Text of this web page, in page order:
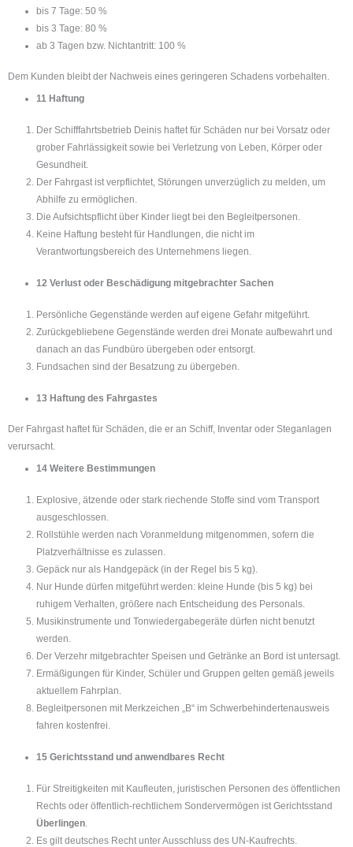
bis 7 Tage: 50 %
bis 3 Tage: 80 %
ab 3 Tagen bzw. Nichtantritt: 100 %
Dem Kunden bleibt der Nachweis eines geringeren Schadens vorbehalten.
11 Haftung
Der Schifffahrtsbetrieb Deinis haftet für Schäden nur bei Vorsatz oder
grober Fahrlässigkeit sowie bei Verletzung von Leben, Körper oder
Gesundheit.
Der Fahrgast ist verpflichtet, Störungen unverzüglich zu melden, um
Abhilfe zu ermöglichen.
Die Aufsichtspflicht über Kinder liegt bei den Begleitpersonen.
Keine Haftung besteht für Handlungen, die nicht im
Verantwortungsbereich des Unternehmens liegen.
12 Verlust oder Beschädigung mitgebrachter Sachen
Persönliche Gegenstände werden auf eigene Gefahr mitgeführt.
Zurückgebliebene Gegenstände werden drei Monate aufbewahrt und
danach an das Fundbüro übergeben oder entsorgt.
Fundsachen sind der Besatzung zu übergeben.
13 Haftung des Fahrgastes
Der Fahrgast haftet für Schäden, die er an Schiff, Inventar oder Steganlagen
verursacht.
14 Weitere Bestimmungen
Explosive, ätzende oder stark riechende Stoffe sind vom Transport
ausgeschlossen.
Rollstühle werden nach Voranmeldung mitgenommen, sofern die
Platzverhältnisse es zulassen.
Gepäck nur als Handgepäck (in der Regel bis 5 kg).
Nur Hunde dürfen mitgeführt werden: kleine Hunde (bis 5 kg) bei
ruhigem Verhalten, größere nach Entscheidung des Personals.
Musikinstrumente und Tonwiedergabegeräte dürfen nicht benutzt
werden.
Der Verzehr mitgebrachter Speisen und Getränke an Bord ist untersagt.
Ermäßigungen für Kinder, Schüler und Gruppen gelten gemäß jeweils
aktuellem Fahrplan.
Begleitpersonen mit Merkzeichen „B“ im Schwerbehindertenausweis
fahren kostenfrei.
15 Gerichtsstand und anwendbares Recht
Für Streitigkeiten mit Kaufleuten, juristischen Personen des öffentlichen
Rechts oder öffentlich-rechtlichem Sondervermögen ist Gerichtsstand
Überlingen.
Es gilt deutsches Recht unter Ausschluss des UN-Kaufrechts.